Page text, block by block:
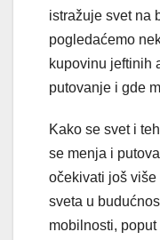
istražuje svet na
pogledaćemo
kupovinu jeftinih
putovanje i gde
Kako se svet i
se menja i
očekivati još
sveta u
mobilnosti,